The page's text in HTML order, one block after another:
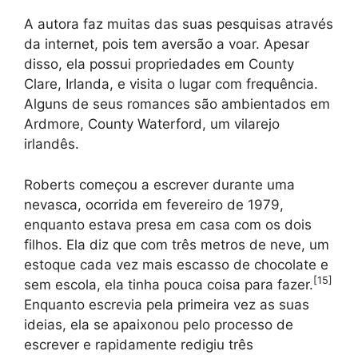
A autora faz muitas das suas pesquisas através
da internet, pois tem aversão a voar. Apesar
disso, ela possui propriedades em County
Clare, Irlanda, e visita o lugar com frequência.
Alguns de seus romances são ambientados em
Ardmore, County Waterford, um vilarejo
irlandês.
Roberts começou a escrever durante uma
nevasca, ocorrida em fevereiro de 1979,
enquanto estava presa em casa com os dois
filhos. Ela diz que com três metros de neve, um
estoque cada vez mais escasso de chocolate e
sem escola, ela tinha pouca coisa para fazer. [15]
Enquanto escrevia pela primeira vez as suas
ideias, ela se apaixonou pelo processo de
escrever e rapidamente redigiu três